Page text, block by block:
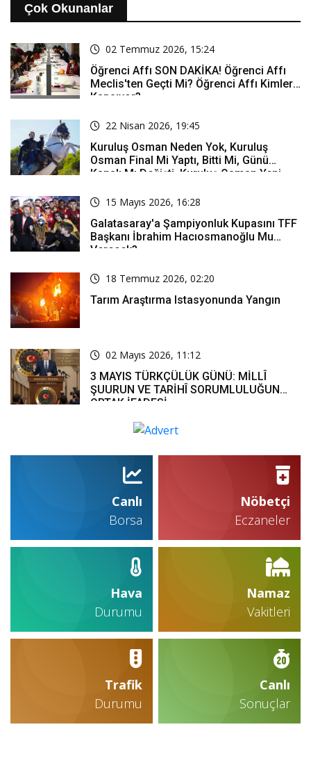
Çok Okunanlar
02 Temmuz 2026, 15:24
Öğrenci Affı SON DAKİKA! Öğrenci Affı
Meclis'ten Geçti Mi? Öğrenci Affı Kimleri
Kapsıyor?
22 Nisan 2026, 19:45
Kuruluş Osman Neden Yok, Kuruluş
Osman Final Mi Yaptı, Bitti Mi, Günü
Kanalı Mı Değişti, Kuruluş Osman Yeni
15 Mayıs 2026, 16:28
Galatasaray'a Şampiyonluk Kupasını TFF
Başkanı İbrahim Hacıosmanoğlu Mu
Verecek?
18 Temmuz 2026, 02:20
Tarım Araştırma Istasyonunda Yangın
02 Mayıs 2026, 11:12
3 MAYIS TÜRKÇÜLÜK GÜNÜ: MİLLÎ
ŞUURUN VE TARİHÎ SORUMLULUĞUN
ORTAK İFADESİ
Canlı
Borsa
Nöbetçi
Eczaneler
Hava
Durumu
Namaz
Vakitleri
Trafik
Durumu
Canlı
Sonuçlar